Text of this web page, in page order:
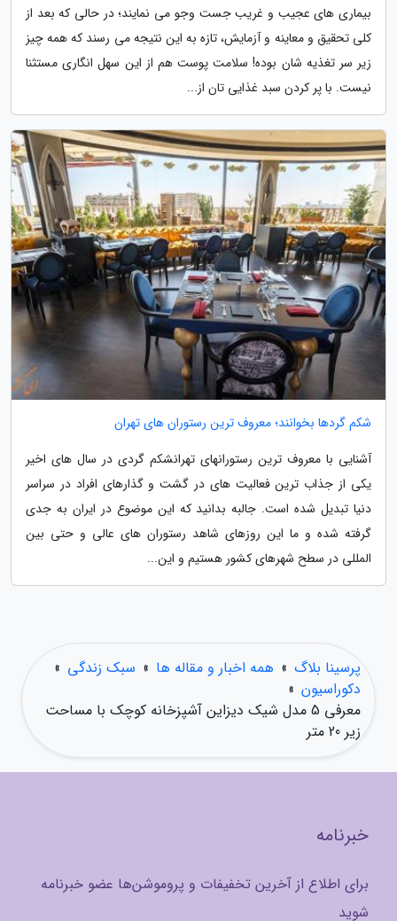
بیماری های عجیب و غریب جست وجو می نمایند؛ در حالی که بعد از
کلی تحقیق و معاینه و آزمایش، تازه به این نتیجه می رسند که همه چیز
زیر سر تغذیه شان بوده! سلامت پوست هم از این سهل انگاری مستثنا
نیست. با پر کردن سبد غذایی تان از...
شکم گردها بخوانند؛ معروف ترین رستوران های تهران
آشنایی با معروف ترین رستورانهای تهرانشکم گردی در سال های اخیر
یکی از جذاب ترین فعالیت های در گشت و گذارهای افراد در سراسر
دنیا تبدیل شده است. جالبه بدانید که این موضوع در ایران به جدی
گرفته شده و ما این روزهای شاهد رستوران های عالی و حتی بین
المللی در سطح شهرهای کشور هستیم و این...
پرسینا بلاگ » همه اخبار و مقاله ها » سبک زندگی »
دکوراسیون »
معرفی 5 مدل شیک دیزاین آشپزخانه کوچک با مساحت
زیر 20 متر
خبرنامه
برای اطلاع از آخرین تخفیفات و پروموشن‌ها عضو خبرنامه
شوید